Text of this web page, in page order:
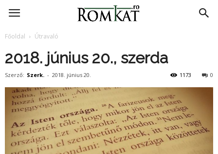
RomKat.ro
Főoldal Útravaló
2018. június 20., szerda
Szerző: Szerk. - 2018. június 20. 0
1173